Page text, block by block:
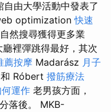
由大學活動中發表了
optimization快速
然搜尋獲得更多業
裡彈跳得最好，其次
薦按摩 Madarász 月子
和 Róbert 撥筋療法
運作 老男孩方面，
落後。 MKB-